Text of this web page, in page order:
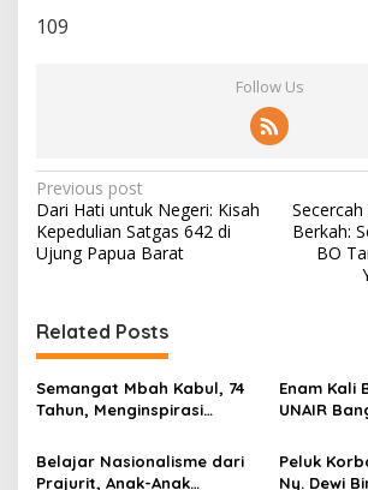
109
Follow Us
P
o
s
n
a
v
g
Previous post
Dari Hati untuk Negeri: Kisah
Kepedulian Satgas 642 di
Ujung Papua Barat
Berkah:
BO
Related Posts
Semangat Mbah Kabul, 74
Tahun, Menginspirasi
Jembatan Garuda
Enam Kali
UNAIR
10.000
Belajar Nasionalisme dari
Prajurit, Anak-Anak
Peluk
Ny. Dewi